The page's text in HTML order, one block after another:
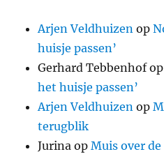
Arjen Veldhuizen op
huisje passen’
Gerhard Tebbenhof
het huisje passen’
Arjen Veldhuizen op
terugblik
Jurina opMuis over